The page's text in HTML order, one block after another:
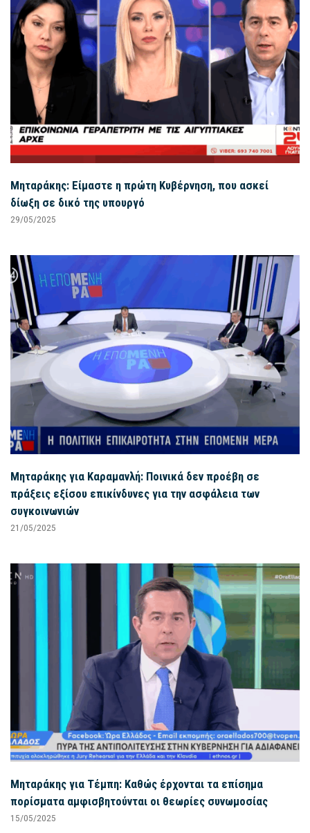
Μηταράκης: Είμαστε η πρώτη Κυβέρνηση, που ασκεί
δίωξη σε δικό της υπουργό
29/05/2025
Μηταράκης για Καραμανλή: Ποινικά δεν προέβη σε
πράξεις εξίσου επικίνδυνες για την ασφάλεια των
συγκοινωνιών
21/05/2025
Μηταράκης για Τέμπη: Καθώς έρχονται τα επίσημα
πορίσματα αμφισβητούνται οι θεωρίες συνωμοσίας
15/05/2025